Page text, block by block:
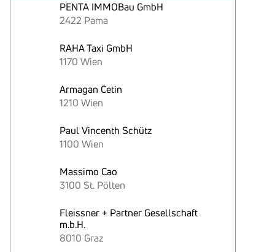
PENTA IMMOBau GmbH
2422 Pama
RAHA Taxi GmbH
1170 Wien
Armagan Cetin
1210 Wien
Paul Vincenth Schütz
1100 Wien
Massimo Cao
3100 St. Pölten
Fleissner + Partner Gesellschaft
m.b.H.
8010 Graz